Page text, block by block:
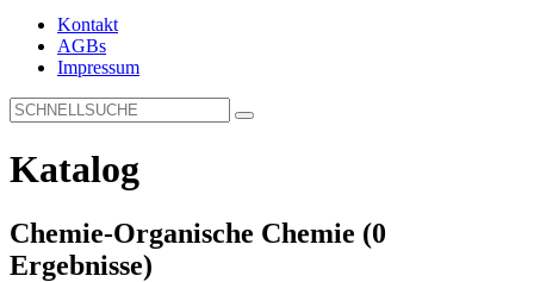
Kontakt
AGBs
Impressum
Katalog
Chemie-Organische Chemie (0
Ergebnisse)